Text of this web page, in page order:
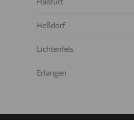
Heßdorf
Lichtenfels
Erlangen